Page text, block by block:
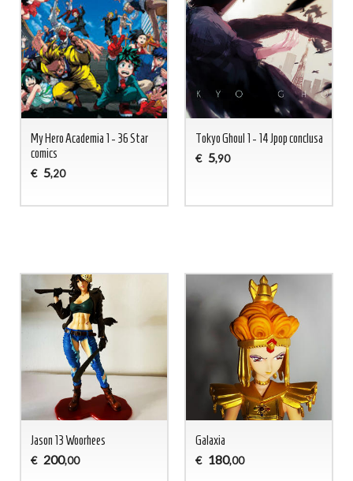
My Hero Academia 1 - 36 Star
comics
€ 5,20
Tokyo Ghoul 1 - 14 Jpop conclusa
€ 5,90
Jason 13 Woorhees
€ 200,00
Galaxia
€ 180,00